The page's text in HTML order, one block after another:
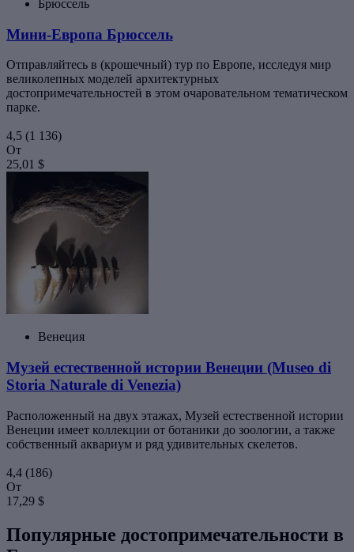
Брюссель
Мини-Европа Брюссель
Отправляйтесь в (крошечный) тур по Европе, исследуя мир
великолепных моделей архитектурных
достопримечательностей в этом очаровательном тематическом
парке.
4,5 (1 136)
От
25,01 $
Венеция
Музей естественной истории Венеции (Museo di
Storia Naturale di Venezia)
Расположенный на двух этажах, Музей естественной истории
Венеции имеет коллекции от ботаники до зоологии, а также
собственный аквариум и ряд удивительных скелетов.
4,4 (186)
От
17,29 $
Популярные достопримечательности в